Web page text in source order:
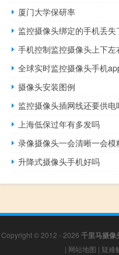
厦门大学保研率
监控摄像头绑定的手机丢失
手机控制监控摄像头上下左
全球实时监控摄像头手机
摄像头安装图例
监控摄像头插网线还要供电
上海低保过年有多发吗
录像摄像头一会清晰一会模
升降式摄像头手机好吗
Copyright © 2012 - 2026 千里马摄像
| 网站地图 | 疑难